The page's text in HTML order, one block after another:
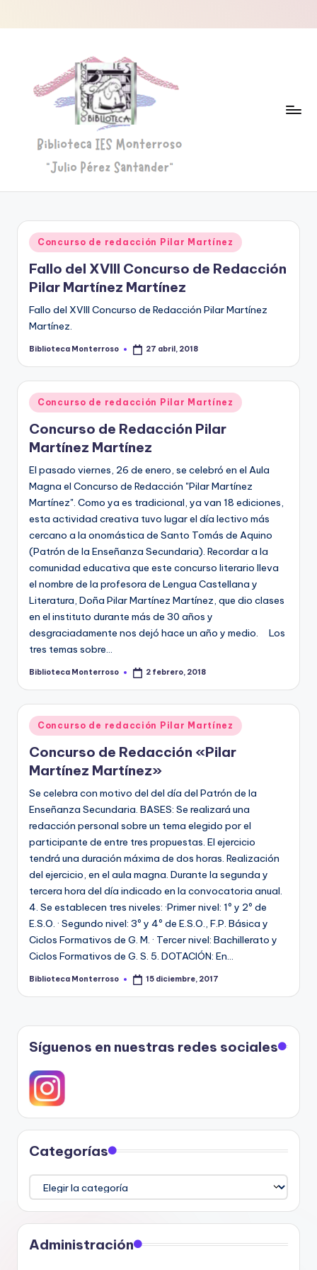
Saltar
b
li
o
t
e
c
a
Santander"
Publicado
en
Concurso de redacción Pilar Martínez
Fallo del XVIII Concurso de Redacción
Pilar Martínez Martínez
Fallo del XVIII Concurso de Redacción Pilar Martínez
Martínez.
Publicado
Biblioteca Monterroso 27 abril, 2018
Publicado
en
Concurso de redacción Pilar Martínez
Concurso de Redacción Pilar
Martínez Martínez
El pasado viernes, 26 de enero, se celebró en el Aula
Magna el Concurso de Redacción "Pilar Martínez
Martínez". Como ya es tradicional, ya van 18 ediciones,
esta actividad creativa tuvo lugar el día lectivo más
cercano a la onomástica de Santo Tomás de Aquino
(Patrón de la Enseñanza Secundaria). Recordar a la
comunidad educativa que este concurso literario lleva
el nombre de la profesora de Lengua Castellana y
Literatura, Doña Pilar Martínez Martínez, que dio clases
en el instituto durante más de 30 años y
desgraciadamente nos dejó hace un año y medio. Los
tres temas sobre…
Publicado
Biblioteca Monterroso 2 febrero, 2018
Publicado
en
Concurso de redacción Pilar Martínez
Concurso de Redacción «Pilar
Martínez Martínez»
Se celebra con motivo del del día del Patrón de la
Enseñanza Secundaria. BASES: Se realizará una
redacción personal sobre un tema elegido por el
participante de entre tres propuestas. El ejercicio
tendrá una duración máxima de dos horas. Realización
del ejercicio, en el aula magna. Durante la segunda y
tercera hora del día indicado en la convocatoria anual.
4. Se establecen tres niveles: ·Primer nivel: 1º y 2º de
E.S.O. · Segundo nivel: 3º y 4º de E.S.O., F.P. Básica y
Ciclos Formativos de G. M. · Tercer nivel: Bachillerato y
Ciclos Formativos de G. S. 5. DOTACIÓN: En…
Publicado
Biblioteca Monterroso 15 diciembre, 2017
Síguenos en nuestras redes sociales
Categorías
Categorías
Administración